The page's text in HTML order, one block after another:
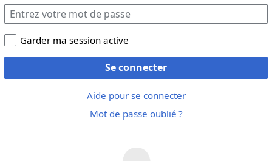
Garder ma session active
Se connecter
Aide pour se connecter
Mot de passe oublié ?